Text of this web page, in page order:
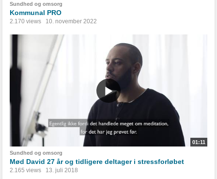
Sundhed og omsorg
Kommunal PRO
2.170 views 10. november 2022
01:11
Sundhed og omsorg
Mød David 27 år og tidligere deltager i stressforløbet
2.165 views 13. juli 2018